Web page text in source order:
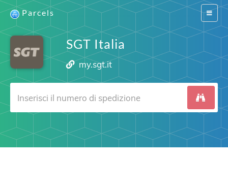
Switch
Parcels
SGT Italia
my.sgt.it